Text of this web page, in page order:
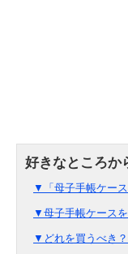
▼「母子手帳ケー
▼母子手帳ケース
▼どれを買うべき